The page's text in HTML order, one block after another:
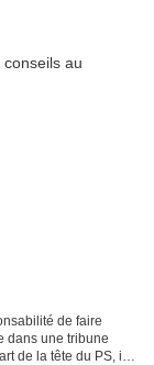
de faire
dans une tribune
de la tête du PS, il y